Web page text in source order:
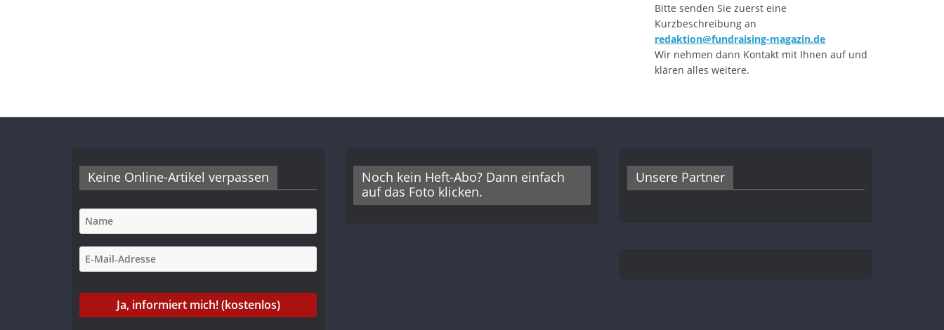
Bitte senden Sie zuerst eine
Kurzbeschreibung an
redaktion@fundraising-magazin.de
Wir nehmen dann Kontakt mit Ihnen auf und
klären alles weitere.
Keine Online-Artikel verpassen
Noch kein Heft-Abo? Dann einfach
auf das Foto klicken.
Unsere Partner